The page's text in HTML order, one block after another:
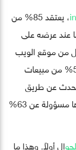
، يعتقد 85% من
عند عرضه على
من موقع الويب
الخاص بأجهزة الكمبيوتر المكتبية. وأن 50% من مبيعات
تحدث عن طريق
الأجهزة المحمولة. والهواتف الذكية وحدها مسؤولة عن 63%
ال أولاً. وهذا ما